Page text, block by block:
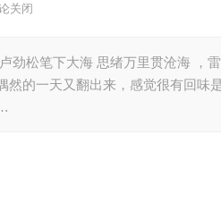
关闭
劲松笔下大海 思绪万里贯沧海 ，
的一天又翻出来，感觉很有回味